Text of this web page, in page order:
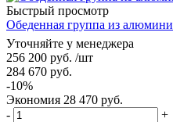
Быстрый просмотр
Обеденная группа из
Уточняйте у менеджера
256 200 руб. /шт
284 670 руб.
-10%
Экономия 28 470 руб.
-
+